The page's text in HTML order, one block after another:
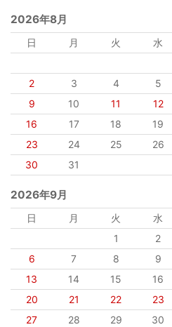
2026年8月
日 月 火 水
2
3 4 5
9
10 11 12
16
17 18 19
23
24 25 26
30
31
2026年9月
日 月 火 水
1
2
6
7 8 9
13
14 15 16
20
21 22 23
27
28 29 30